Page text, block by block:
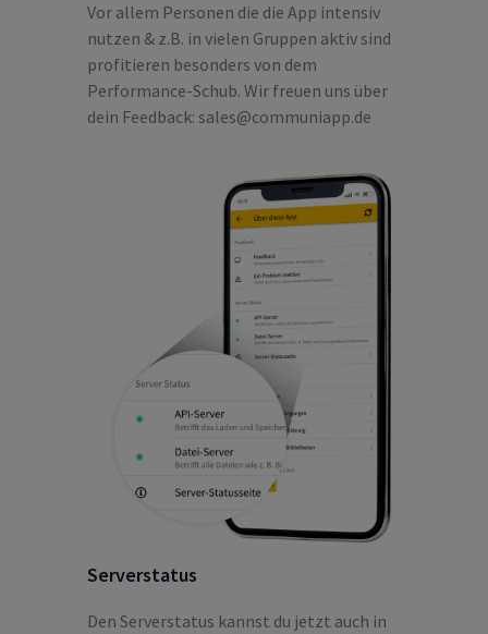
Vor allem Personen die die App intensiv
nutzen & z.B. in vielen Gruppen aktiv sind
profitieren besonders von dem
Performance-Schub. Wir freuen uns über
dein Feedback: sales@communiapp.de
Serverstatus
Den Serverstatus kannst du jetzt auch in